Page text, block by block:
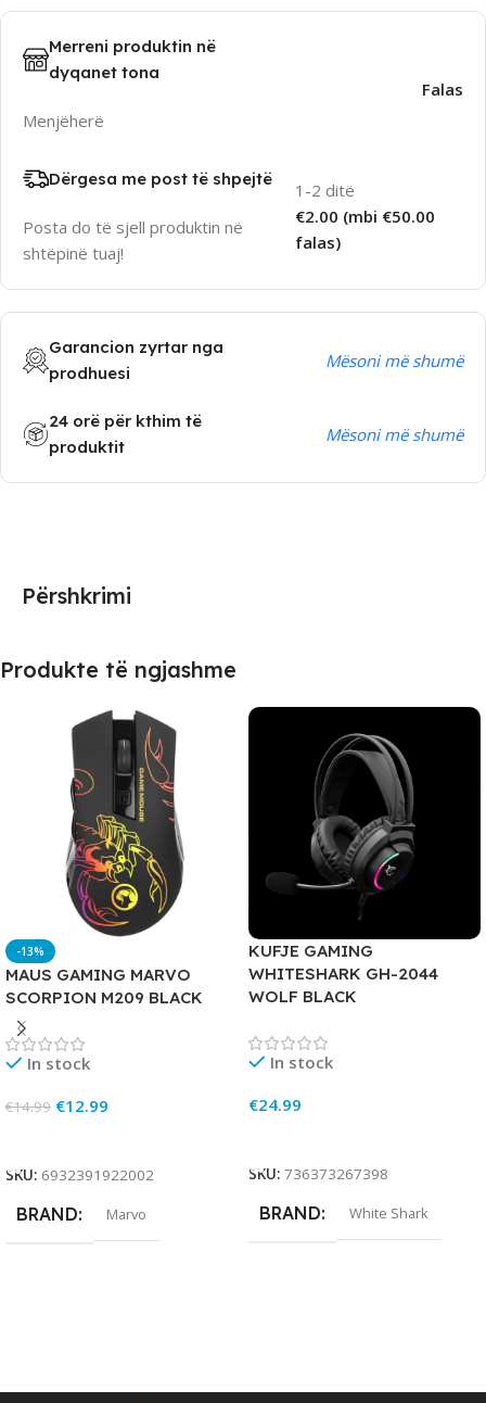
Merreni produktin në
dyqanet tona
Menjëherë
Falas
Dërgesa me post të shpejtë
Posta do të sjell produktin në
shtëpinë tuaj!
1-2 ditë
€2.00 (mbi €50.00
falas)
Garancion zyrtar nga
prodhuesi
Mësoni më shumë
24 orë për kthim të
produktit
Mësoni më shumë
Përshkrimi
Produkte të ngjashme
-13%
MAUS GAMING MARVO
SCORPION M209 BLACK
In stock
€14.99 €12.99
SKU: 6932391922002
BRAND Marvo
KUFJE GAMING
WHITESHARK GH-2044
WOLF BLACK
In stock
€24.99
SKU: 736373267398
BRAND White Shark